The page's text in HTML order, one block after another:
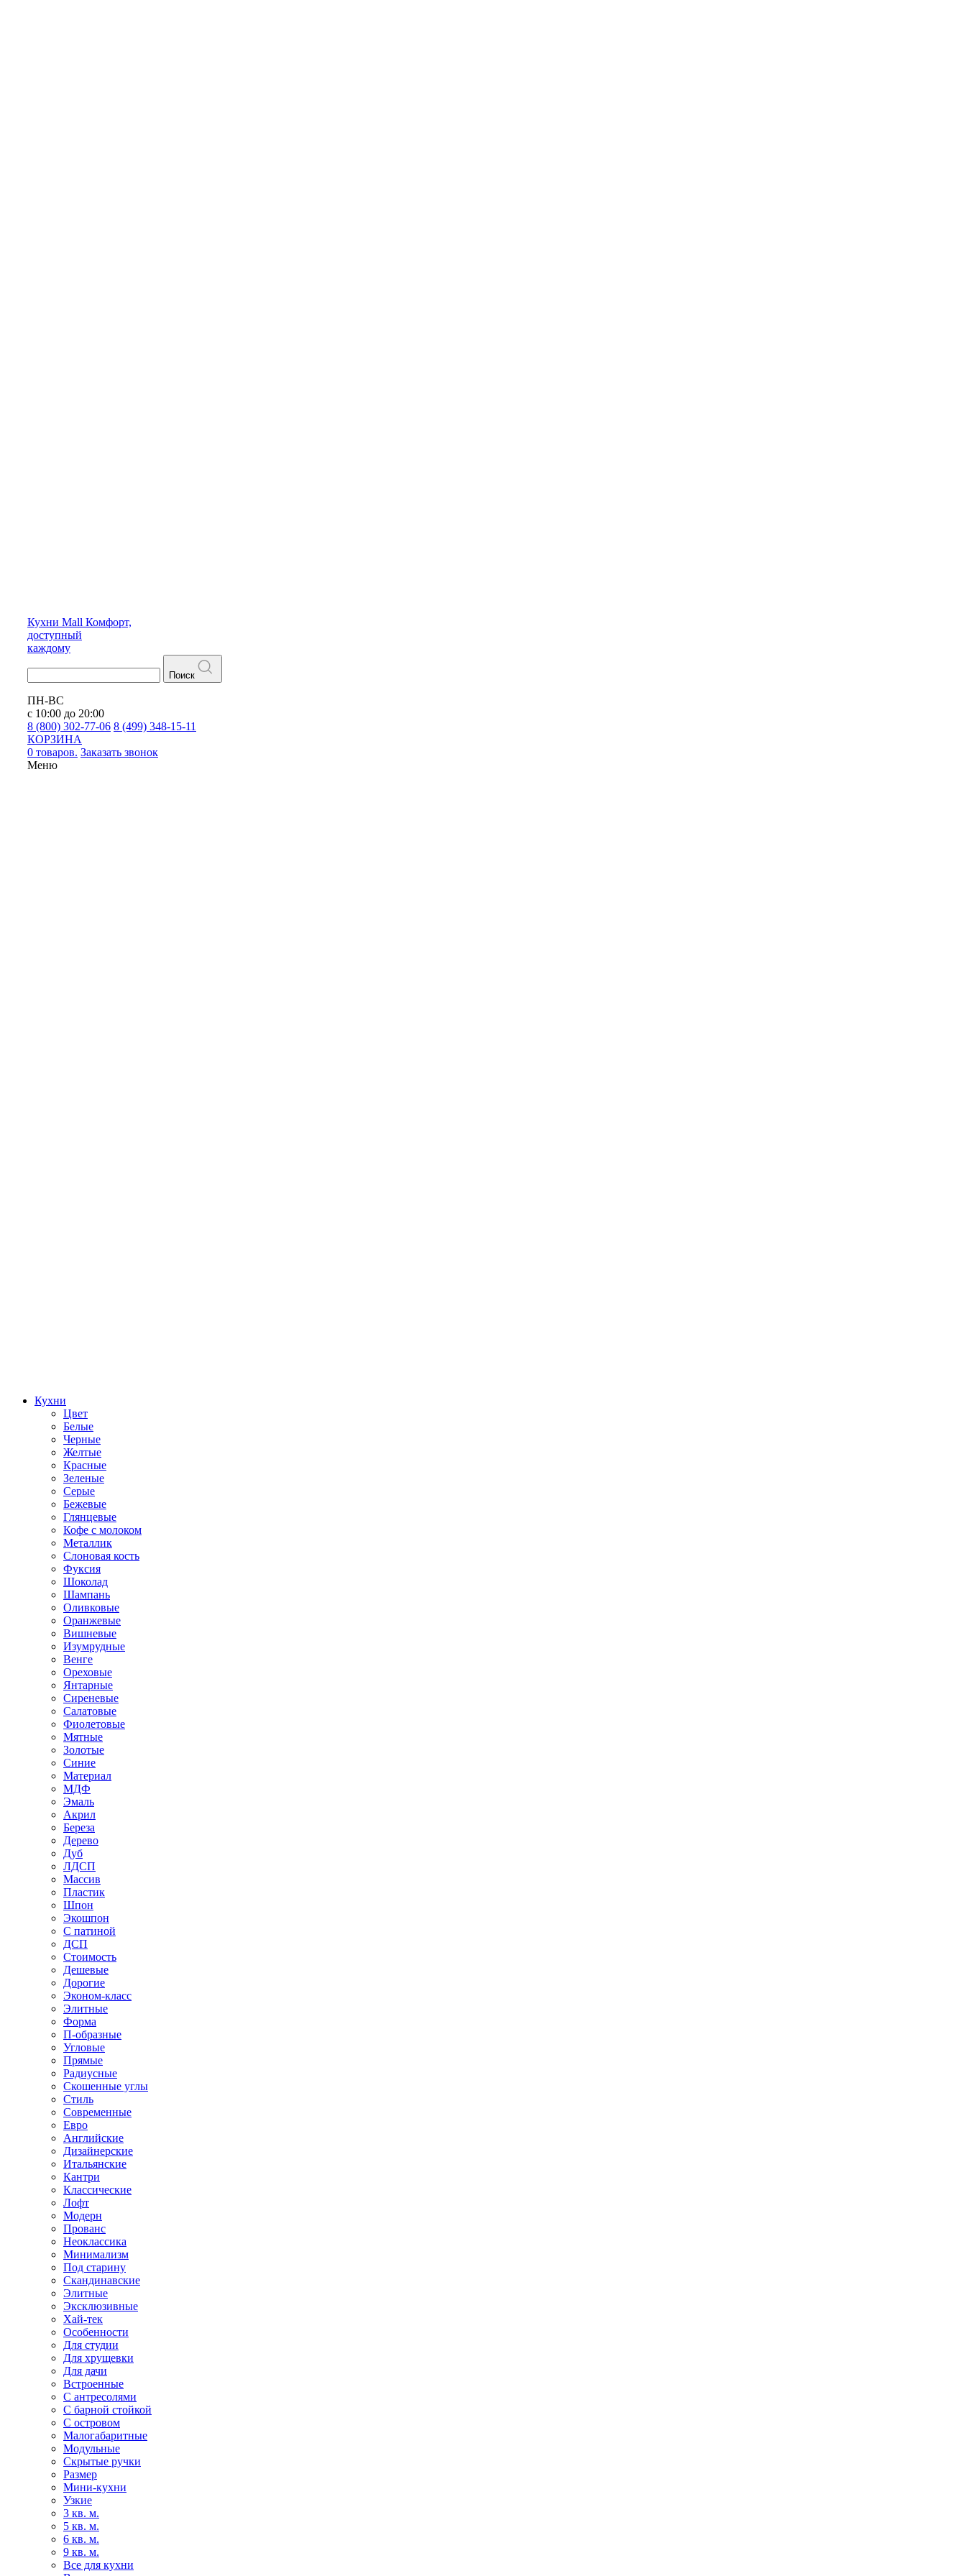
Кухни Mall Комфорт,
доступный
каждому
Поиск
ПН-ВС
с 10:00 до 20:00
8 (800) 302-77-06 8 (499) 348-15-11
КОРЗИНА
0 товаров. Заказать звонок
Меню
Кухни
Цвет
Белые
Черные
Желтые
Красные
Зеленые
Серые
Бежевые
Глянцевые
Кофе с молоком
Металлик
Слоновая кость
Фуксия
Шоколад
Шампань
Оливковые
Оранжевые
Вишневые
Изумрудные
Венге
Ореховые
Янтарные
Сиреневые
Салатовые
Фиолетовые
Мятные
Золотые
Синие
Материал
МДФ
Эмаль
Акрил
Береза
Дерево
Дуб
ЛДСП
Массив
Пластик
Шпон
Экошпон
С патиной
ДСП
Стоимость
Дешевые
Дорогие
Эконом-класс
Элитные
Форма
П-образные
Угловые
Прямые
Радиусные
Скошенные углы
Стиль
Современные
Евро
Английские
Дизайнерские
Итальянские
Кантри
Классические
Лофт
Модерн
Прованс
Неоклассика
Минимализм
Под старину
Скандинавские
Элитные
Эксклюзивные
Хай-тек
Особенности
Для студии
Для хрущевки
Для дачи
Встроенные
С антресолями
С барной стойкой
С островом
Малогабаритные
Модульные
Скрытые ручки
Размер
Мини-кухни
Узкие
3 кв. м.
5 кв. м.
6 кв. м.
9 кв. м.
Все для кухни